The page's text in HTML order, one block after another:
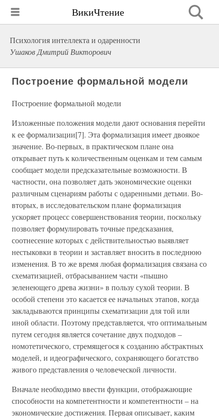
ВикиЧтение
Психология интеллекта и одаренности
Ушаков Дмитрий Викторович
Построение формальной модели
Построение формальной модели
Изложенные положения модели дают основания перейти
к ее формализации[7]. Эта формализация имеет двоякое
значение. Во-первых, в практическом плане она
открывает путь к количественным оценкам и тем самым
сообщает модели предсказательные возможности. В
частности, она позволяет дать экономические оценки
различным сценариям работы с одаренными детьми. Во-
вторых, в исследовательском плане формализация
ускоряет процесс совершенствования теории, поскольку
позволяет формулировать точные предсказания,
соотнесение которых с действительностью выявляет
нестыковки в теории и заставляет вносить в последнюю
изменения. В то же время любая формализация связана со
схематизацией, отбрасыванием части «пышно
зеленеющего древа жизни» в пользу сухой теории. В
особой степени это касается ее начальных этапов, когда
закладываются принципы схематизации для той или
иной области. Поэтому представляется, что оптимальным
путем сегодня является сочетание двух подходов –
номотетического, стремящегося к созданию абстрактных
моделей, и идеографического, сохраняющего богатство
живого представления о человеческой личности.
Вначале необходимо ввести функции, отображающие
способности на компетентности и компетентности – на
экономические достижения. Первая описывает, каким